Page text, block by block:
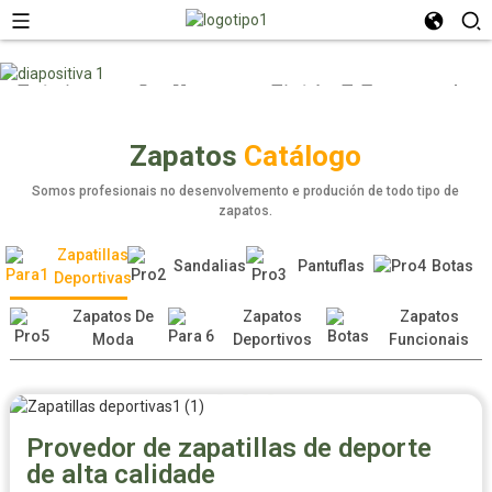
Fabricante De Zapatos Fiable E Exportador
Zapatos Catálogo
Somos profesionais no desenvolvemento e produción de todo tipo de
zapatos.
Zapatillas
Deportivas
Sandalias Pantuflas Botas
Zapatos De
Moda
Zapatos
Deportivos
Zapatos
Funcionais
Provedor de zapatillas de deporte
de alta calidade